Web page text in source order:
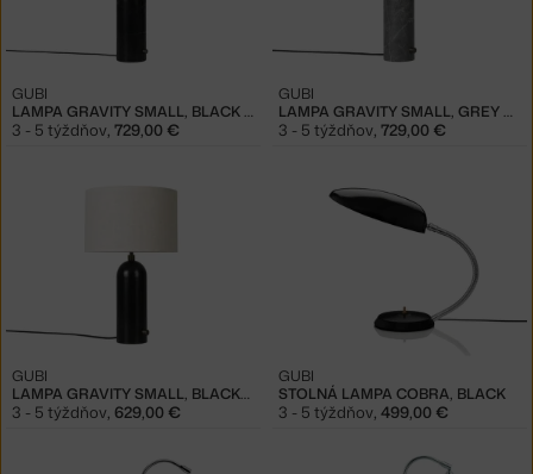
LAMPA GRAVITY SMALL, BLACK MARBLE
GUBI
3 - 5 týždňov, 729,00 €
LAMPA GRAVITY SMALL, GREY MARBLE
GUBI
3 - 5 týždňov, 729,00 €
LAMPA GRAVITY SMALL, BLACKENED STEEL
GUBI
3 - 5 týždňov, 629,00 €
STOLNÁ LAMPA COBRA, BLACK
GUBI
3 - 5 týždňov, 499,00 €